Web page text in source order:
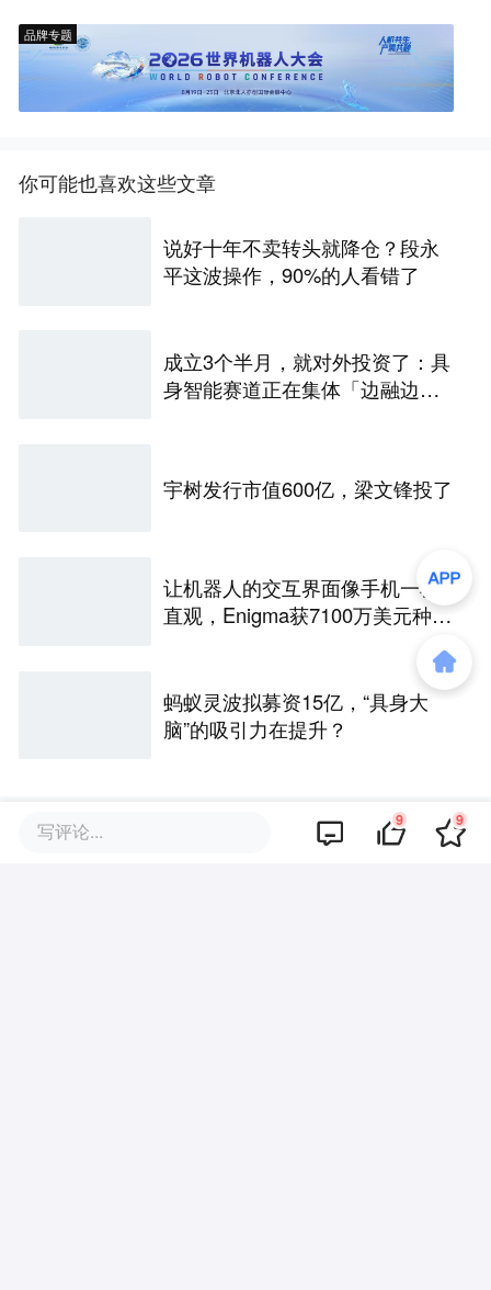
品牌专题
你可能也喜欢这些文章
说好十年不卖转头就降仓？段永
平这波操作，90%的人看错了
成立3个半月，就对外投资了：具
身智能赛道正在集体「边融边
宇树发行市值600亿，梁文锋投了
让机器人的交互界面像手机一样
直观，Enigma获7100万美元种子
蚂蚁灵波拟募资15亿，“具身大
脑”的吸引力在提升？
评论区
写评论... 9 9